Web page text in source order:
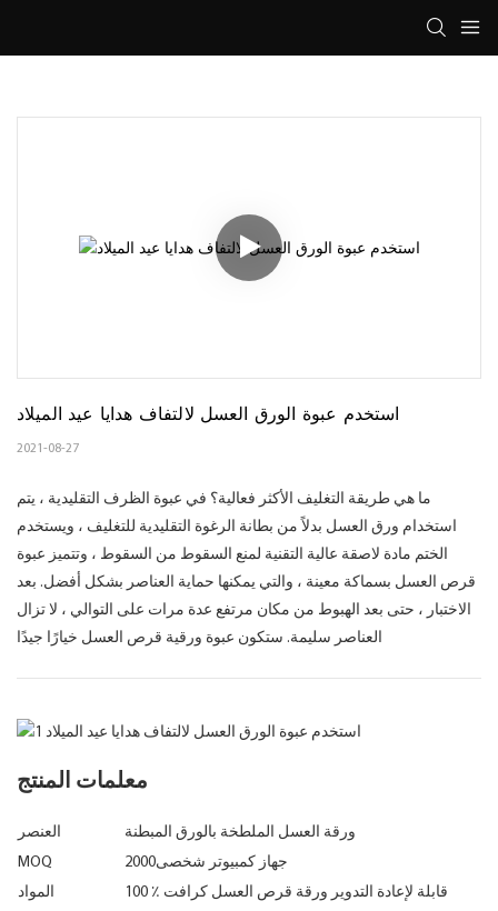
استخدم عبوة الورق العسل لالتفاف هدايا عيد الميلاد
2021-08-27
ما هي طريقة التغليف الأكثر فعالية؟ في عبوة الظرف التقليدية ، يتم
استخدام ورق العسل بدلاً من بطانة الرغوة التقليدية للتغليف ، ويستخدم
الختم مادة لاصقة عالية التقنية لمنع السقوط من السقوط ، وتتميز عبوة
قرص العسل بسماكة معينة ، والتي يمكنها حماية العناصر بشكل أفضل. بعد
الاختبار ، حتى بعد الهبوط من مكان مرتفع عدة مرات على التوالي ، لا تزال
العناصر سليمة. ستكون عبوة ورقية قرص العسل خيارًا جيدًا
معلمات المنتج
العنصر
ورقة العسل الملطخة بالورق المبطنة
MOQ
جهاز كمبيوتر شخصى2000
المواد
100 ٪ قابلة لإعادة التدوير ورقة قرص العسل كرافت